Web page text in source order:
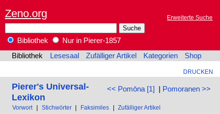
Zeno.org Erweiterte Suche
Bibliothek
Nur in Pierer-1857
Bibliothek
Lesesaal Zufälliger Artikel Kategorien Shop
DRUCKEN
<< Pomōna [1] | Pomoranen >>
Pierer's Universal-
Lexikon
Vorwort Stichwörter Faksimiles Zufälliger Artikel